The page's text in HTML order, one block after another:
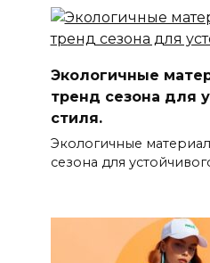
Экологичные
тренд сезона для
стиля.
Экологичные
сезона для